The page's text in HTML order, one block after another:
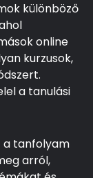
különböző
online
kurzusok,
a tanulási
a tanfolyam
arról,